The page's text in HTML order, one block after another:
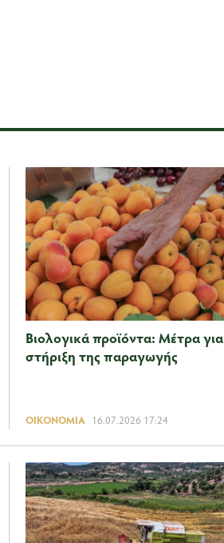
Βιολογικά προϊόντα: Mέτρα
στήριξη της παραγωγής
ΟΙΚΟΝΟΜΊΑ 16.07.2026 17:24